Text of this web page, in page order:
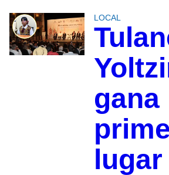
LOCAL
gana